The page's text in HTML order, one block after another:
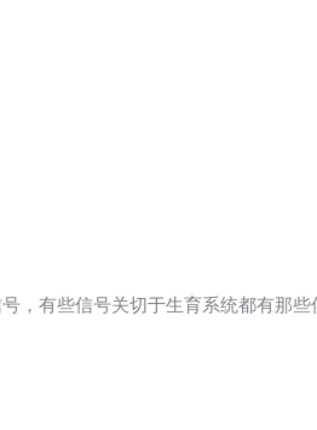
，有些信号关切于生育系统都有那些